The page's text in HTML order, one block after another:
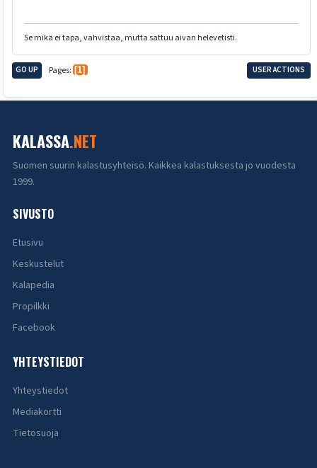
Se mikä ei tapa, vahvistaa, mutta sattuu aivan helevetisti.
GO UP Pages 1 USER ACTIONS
KALASSA.NET
Suomen suurin kalastusyhteisö. Kaikkea kalastuksesta jo vuodesta
1999.
SIVUSTO
Etusivu
Keskustelut
Kalapedia
Propilkki
Facebook
YHTEYSTIEDOT
Yhteystiedot
Mediakortti
Tietosuoja